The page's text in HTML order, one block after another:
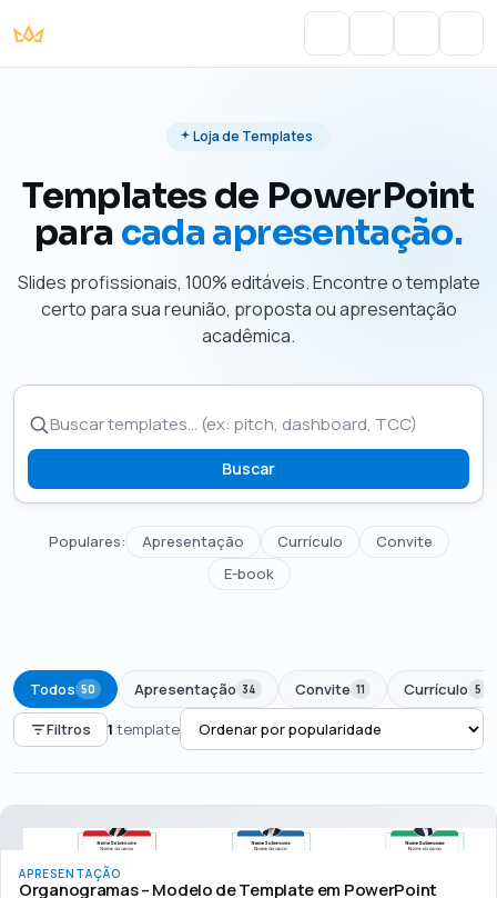
Loja de Templates
Templates de PowerPoint
para cada apresentação.
Slides profissionais, 100% editáveis. Encontre o template
certo para sua reunião, proposta ou apresentação
acadêmica.
Buscar
Populares: Apresentação Currículo
Convite
E-book
Todos 50 Apresentação 34 Convite 11 Currículo 5
Filtros 1 template
PREÇO
Todos Até R$50 R$50 – R$100 Acima de R$100
OFERTA 🏷 Em promoção
APRESENTAÇÃO
Organogramas – Modelo de Template em PowerPoint